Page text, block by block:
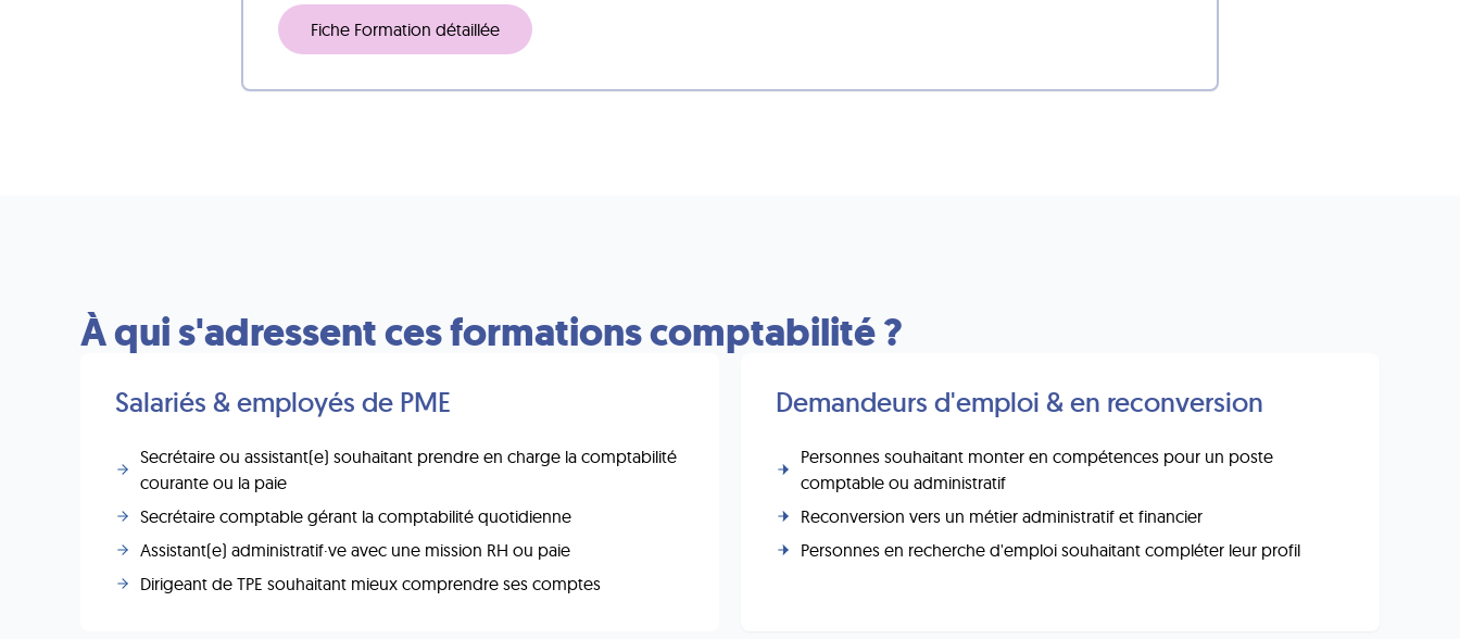
Fiche Formation détaillée
À qui s'adressent ces formations comptabilité ?
Salariés & employés de PME
Secrétaire ou assistant(e) souhaitant prendre en charge la comptabilité
courante ou la paie
Secrétaire comptable gérant la comptabilité quotidienne
Assistant(e) administratif·ve avec une mission RH ou paie
Dirigeant de TPE souhaitant mieux comprendre ses comptes
Demandeurs d'emploi & en reconversion
Personnes souhaitant monter en compétences pour un poste
comptable ou administratif
Reconversion vers un métier administratif et financier
Personnes en recherche d'emploi souhaitant compléter leur profil